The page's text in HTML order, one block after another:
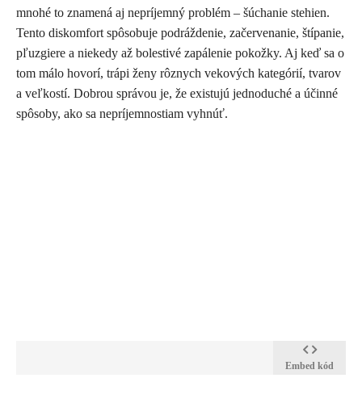
mnohé to znamená aj nepríjemný problém – šúchanie stehien.
Tento diskomfort spôsobuje podráždenie, začervenanie, štípanie,
pľuzgiere a niekedy až bolestivé zapálenie pokožky. Aj keď sa o
tom málo hovorí, trápi ženy rôznych vekových kategórií, tvarov
a veľkostí. Dobrou správou je, že existujú jednoduché a účinné
spôsoby, ako sa nepríjemnostiam vyhnúť.
Embed kód